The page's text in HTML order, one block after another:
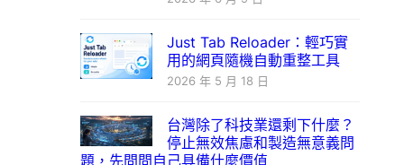
Just Tab Reloader：輕巧實
用的網頁隨機自動重整工具
2026 年 5 月 18 日
台灣除了科技業還剩下什麼？
停止無效焦慮和製造無意義問
題，先問問自己具備什麼價值